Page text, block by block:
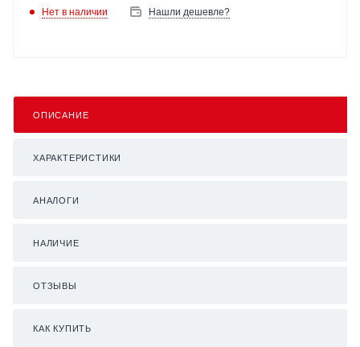
Нет в наличии Нашли дешевле?
ОПИСАНИЕ
ХАРАКТЕРИСТИКИ
АНАЛОГИ
НАЛИЧИЕ
ОТЗЫВЫ
КАК КУПИТЬ